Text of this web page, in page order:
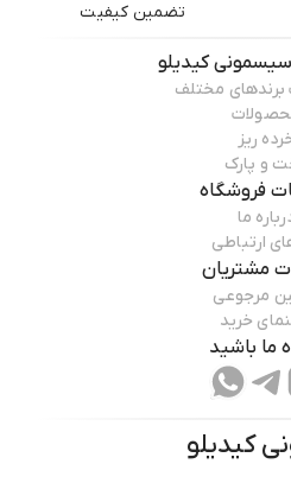
تضمین کیفیت
سیسمونی کیدیلو
مختلف
ریز
و پارک
فروشگاه
ما
ارتباطی
مشتریان
مرجوعی
خرید
ما باشید
کیدیلو